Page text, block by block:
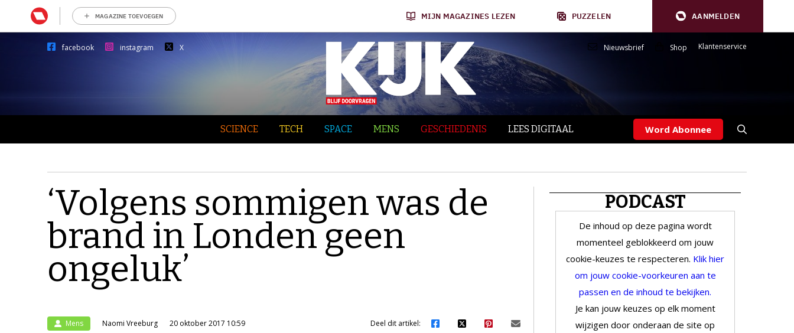
MAGAZINE TOEVOEGEN MIJN MAGAZINES LEZEN PUZZELEN AANMELDEN
facebook instagram X Nieuwsbrief Shop Klantenservice
SCIENCE TECH SPACE MENS GESCHIEDENIS LEES DIGITAAL Word Abonnee
‘Volgens sommigen was de
brand in Londen geen
ongeluk’
Mens Naomi Vreeburg 20 oktober 2017 10:59 Deel dit artikel:
PODCAST
De inhoud op deze pagina wordt
momenteel geblokkeerd om jouw
cookie-keuzes te respecteren. Klik hier
om jouw cookie-voorkeuren aan te
passen en de inhoud te bekijken.
Je kan jouw keuzes op elk moment
wijzigen door onderaan de site op